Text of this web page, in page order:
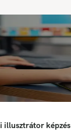
illusztrátor képzés